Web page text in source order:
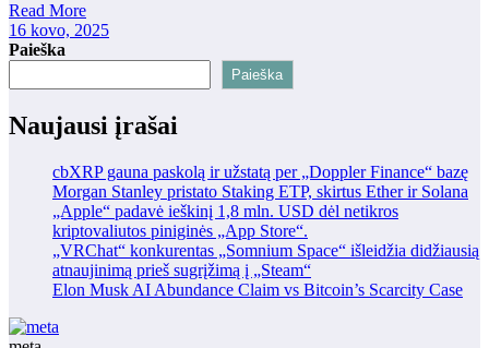
Read More
16 kovo, 2025
Paieška
Paieška
Naujausi įrašai
cbXRP gauna paskolą ir užstatą per „Doppler Finance“ bazę
Morgan Stanley pristato Staking ETP, skirtus Ether ir Solana
„Apple“ padavė ieškinį 1,8 mln. USD dėl netikros
kriptovaliutos piniginės „App Store“.
„VRChat“ konkurentas „Somnium Space“ išleidžia didžiausią
atnaujinimą prieš sugrįžimą į „Steam“
Elon Musk AI Abundance Claim vs Bitcoin’s Scarcity Case